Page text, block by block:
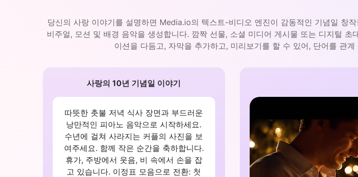
당신의 사랑 이야기를 설명하면 Media.io의 텍스트-비디오 엔진이 감동적인 기념일 창
비주얼, 모션 및 배경 음악을 생성합니다. 깜짝 선물, 소셜 미디어 게시물 또는 디지털
이션을 다듬고, 자막을 추가하고, 미리보기를 할 수 있어, 단어를 관
사랑의 10년 기념일 이야기
따뜻한 촛불 저녁 식사 장면과 부드러운
낭만적인 피아노 음악으로 시작하세요.
수년에 걸쳐 사라지는 커플의 사진을 보
여주세요. 함께 작은 순간을 축하합니다.
휴가, 주방에서 웃음, 비 속에서 손을 잡
고 있습니다. 이정표 모음으로 전환: 첫